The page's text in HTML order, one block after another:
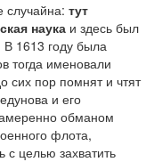
случайна: тут
наука и здесь был
В 1613 году была
тогда именовали
сих пор помнят и чтят
и его
обманом
флота,
с целью захватить